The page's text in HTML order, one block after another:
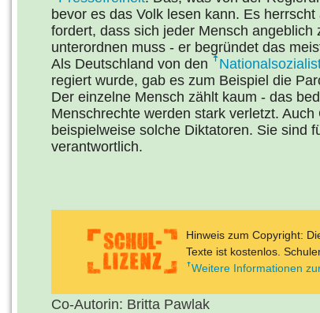
bevor es das Volk lesen kann. Es
fordert, dass sich jeder Mensch angeblich
unterordnen muss - er begründet das
Als Deutschland von den
regiert wurde, gab es zum Beispiel die
Der einzelne Mensch zählt kaum - das
Menschrechte werden stark verletzt.
beispielweise solche Diktatoren. Sie sind
verantwortlich.
Hinweis zum Copyright:
Texte ist kostenlos.
Weitere Informationen
Co-Autorin: Britta Pawlak